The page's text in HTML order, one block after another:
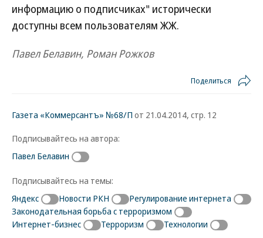
информацию о подписчиках" исторически
доступны всем пользователям ЖЖ.
Павел Белавин, Роман Рожков
Поделиться
Газета «Коммерсантъ» №68/П от 21.04.2014, стр. 12
Подписывайтесь на автора:
Павел Белавин
Подписывайтесь на темы:
Яндекс
Новости РКН
Регулирование интернета
Законодательная борьба с терроризмом
Интернет-бизнес
Терроризм Технологии